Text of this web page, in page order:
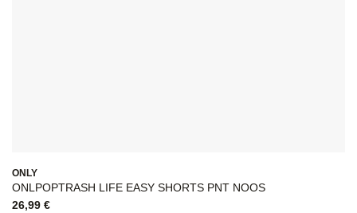
ONLY
ONLPOPTRASH LIFE EASY SHORTS PNT NOOS
26,99 €